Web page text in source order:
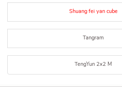
Shuang fei yan cube
Tangram
TengYun 2x2 M